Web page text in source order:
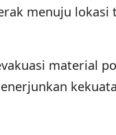
menuju lokasi
material